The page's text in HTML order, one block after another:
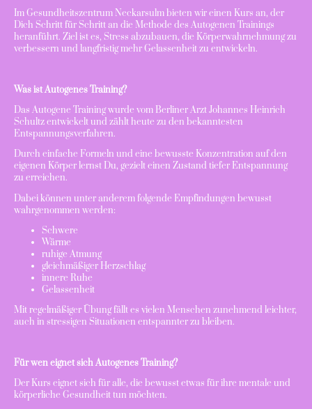
Im Gesundheitszentrum Neckarsulm bieten wir einen Kurs an, der
Dich Schritt für Schritt an die Methode des Autogenen Trainings
heranführt. Ziel ist es, Stress abzubauen, die Körperwahrnehmung zu
verbessern und langfristig mehr Gelassenheit zu entwickeln.
Was ist Autogenes Training?
Das Autogene Training wurde vom Berliner Arzt Johannes Heinrich
Schultz entwickelt und zählt heute zu den bekanntesten
Entspannungsverfahren.
Durch einfache Formeln und eine bewusste Konzentration auf den
eigenen Körper lernst Du, gezielt einen Zustand tiefer Entspannung
zu erreichen.
Dabei können unter anderem folgende Empfindungen bewusst
wahrgenommen werden:
Schwere
Wärme
ruhige Atmung
gleichmäßiger Herzschlag
innere Ruhe
Gelassenheit
Mit regelmäßiger Übung fällt es vielen Menschen zunehmend leichter,
auch in stressigen Situationen entspannter zu bleiben.
Für wen eignet sich Autogenes Training?
Der Kurs eignet sich für alle, die bewusst etwas für ihre mentale und
körperliche Gesundheit tun möchten.